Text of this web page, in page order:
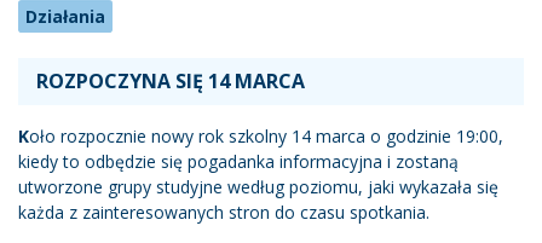
Działania
ROZPOCZYNA SIĘ 14 MARCA
Koło rozpocznie nowy rok szkolny 14 marca o godzinie 19:00,
kiedy to odbędzie się pogadanka informacyjna i zostaną
utworzone grupy studyjne według poziomu, jaki wykazała się
każda z zainteresowanych stron do czasu spotkania.